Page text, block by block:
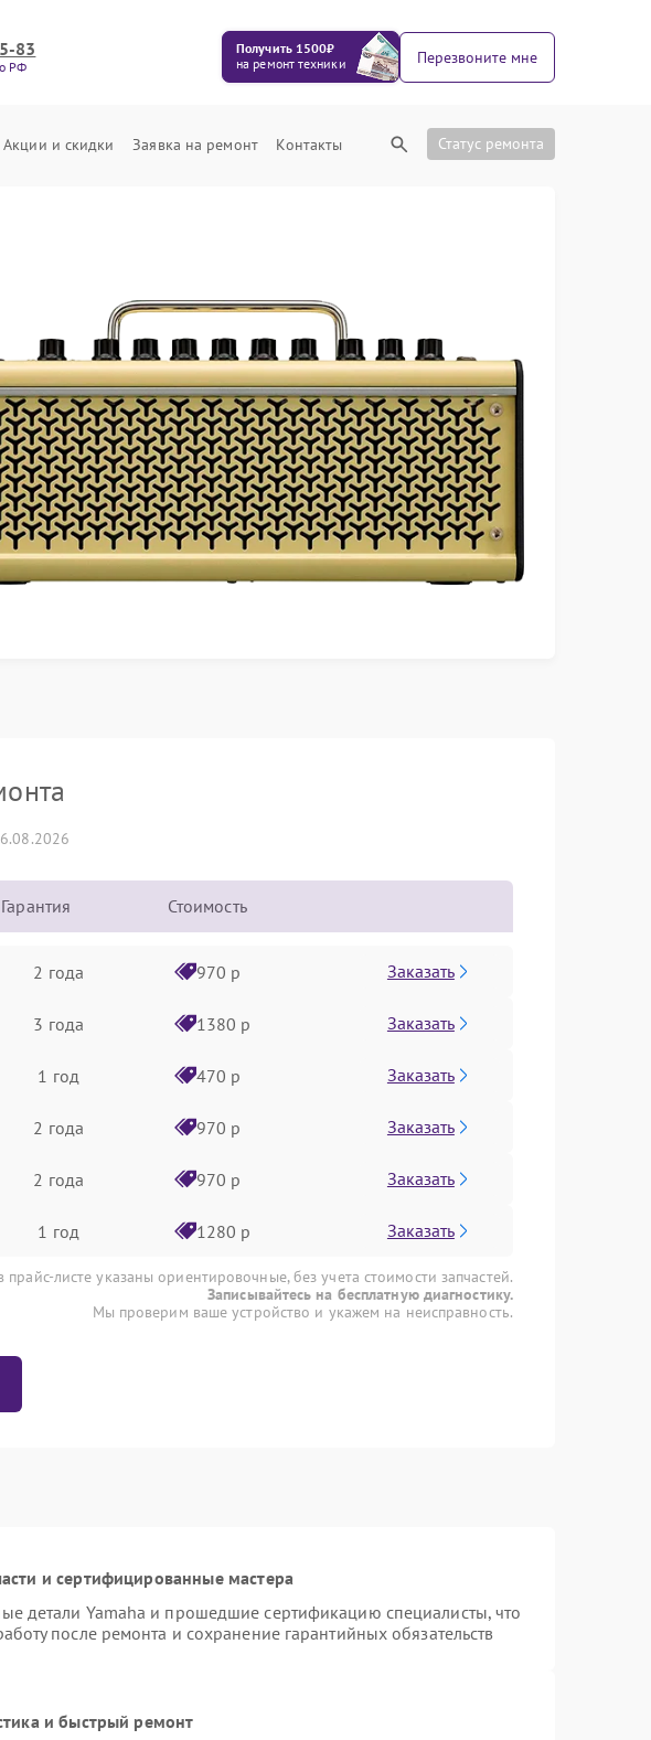
83
РФ
Получить 1500₽
на ремонт техники
Перезвоните мне
Акции и скидки Заявка на ремонт Контакты Статус ремонта
Гарантия Стоимость
2 года 970 р Заказать
3 года 1380 р Заказать
1 год 470 р Заказать
2 года 970 р Заказать
2 года 970 р Заказать
1 год 1280 р Заказать
прайс-листе указаны ориентировочные, без учета стоимости запчастей.
Записывайтесь на бесплатную диагностику.
Мы проверим ваше устройство и укажем на неисправность.
и сертифицированные мастера
детали Yamaha и прошедшие сертификацию специалисты, что
после ремонта и сохранение гарантийных обязательств
и быстрый ремонт